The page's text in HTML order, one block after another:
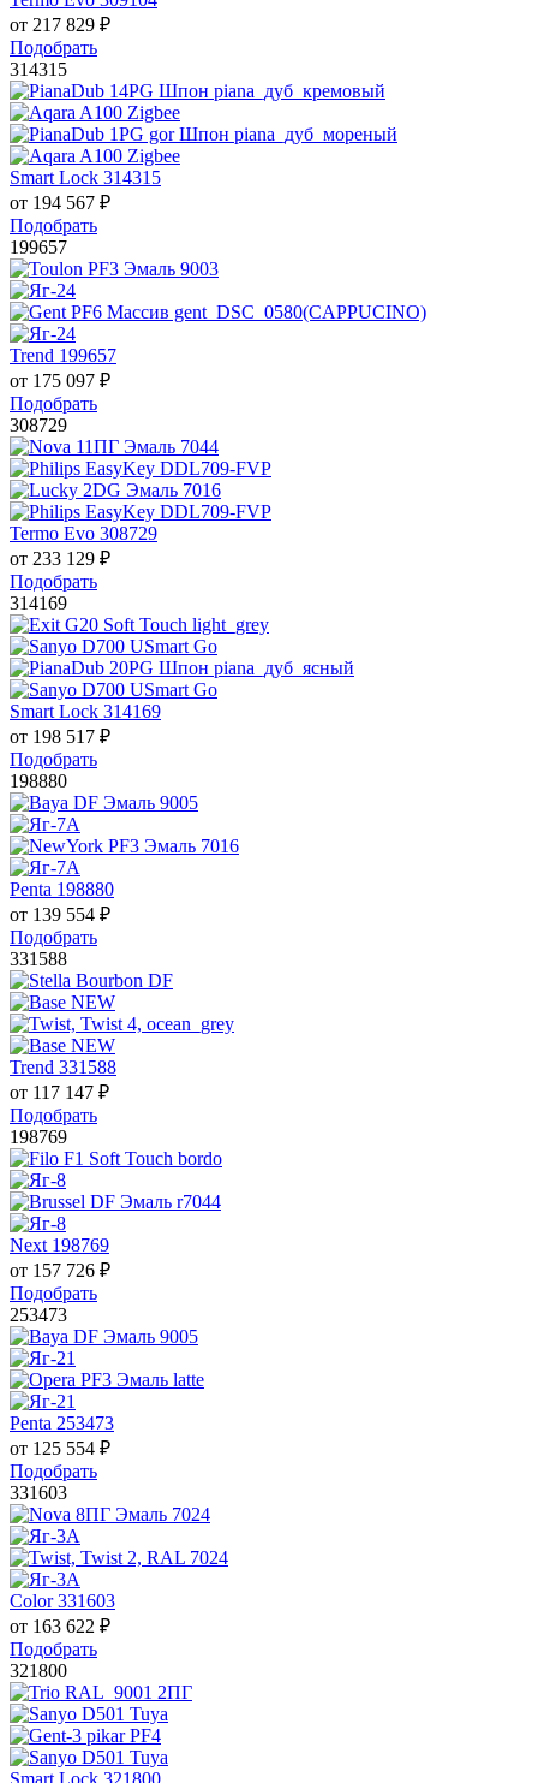
от 217 829 ₽
Подобрать
314315
Smart Lock 314315
от 194 567 ₽
Подобрать
199657
Trend 199657
от 175 097 ₽
Подобрать
308729
Termo Evo 308729
от 233 129 ₽
Подобрать
314169
Smart Lock 314169
от 198 517 ₽
Подобрать
198880
Penta 198880
от 139 554 ₽
Подобрать
331588
Trend 331588
от 117 147 ₽
Подобрать
198769
Next 198769
от 157 726 ₽
Подобрать
253473
Penta 253473
от 125 554 ₽
Подобрать
331603
Color 331603
от 163 622 ₽
Подобрать
321800